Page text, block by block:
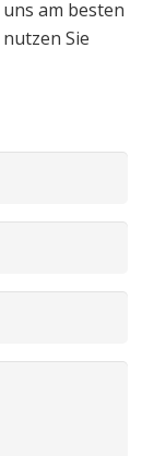
besten
Sie